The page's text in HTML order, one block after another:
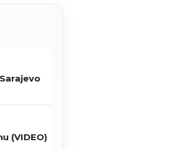
(VIDEO)